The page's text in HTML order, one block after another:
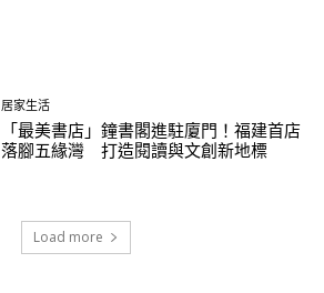
居家生活
「最美書店」鐘書閣進駐廈門！福建首店
落腳五緣灣 打造閱讀與文創新地標
Load more